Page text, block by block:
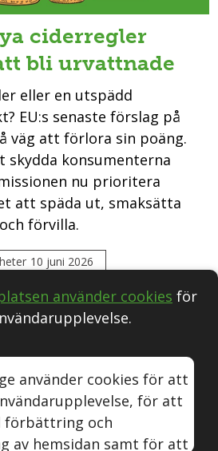
ciderregler
bli urvattnade
eller en utspädd
EU:s senaste förslag på
väg att förlora sin poäng.
konsumenterna
nu prioritera
att späda ut, smaksätta
och förvilla.
10 juni 2026
Sociala medier:
InstagramYoutube
använder cookies för
använder cookies för att
för att
förbättring och
av hemsidan samt för att